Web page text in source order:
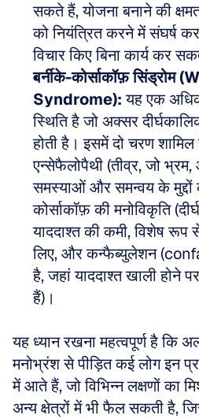
सकते हैं, योजना बनाने की
को नियंत्रित करने में संघर्ष
विचार किए बिना कार्य कर
वर्नीके-कोर्साकॉफ़
Syndrome): यह एक
स्थिति है जो अक्सर
होती है। इसमें दो चरण शामिल
एन्सेफैलोपैथी (तीव्र, जो
समस्याओं और समन्वय के मुद्दों
कोर्साकॉफ़ की मनोविकृति
याददाश्त की कमी, विशेष
लिए, और कन्फैब्युलेशन
है, जहां याददाश्त खाली होने
हैं)।
यह ध्यान रखना महत्वपूर्ण है कि
मनोभ्रंश से पीड़ित कई लोग इन
में आते हैं, जो विभिन्न लक्षणों का
अन्य क्षेत्रों में भी फैल सकती है,